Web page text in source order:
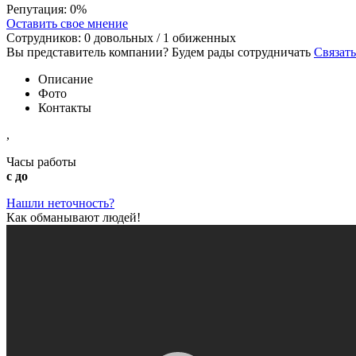
Репутация: 0%
Оставить свое мнение
Сотрудников: 0 довольных / 1 обиженных
Вы представитель компании? Будем рады сотрудничать
Описание
Фото
Контакты
,
Часы работы
с до
Нашли неточность?
Как обманывают людей!